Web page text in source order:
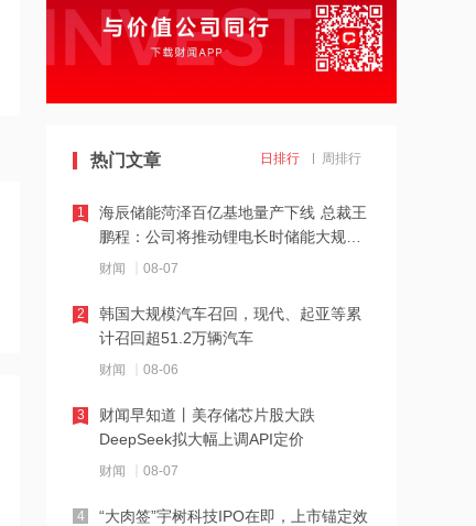
12:27
贝森特称霍尔木兹海峡将逐步失去战略
重要性
机构：本轮底部已现，后市看涨
12:23
2026年8月票房破15亿
12:22
特朗普说很多人称他是最伟大总统之一
12:21
新兴产业新设企业40万户 上半年全国经
营主体发展数据发布
热门文章 日排行 周排行
海辰储能菏泽百亿基地量产下线 总裁王
鹏程：公司将推动锂电长时储能大规模
交付
财闻 08-07
1
韩国大规模汽车召回，现代、起亚等累
计召回超51.2万辆汽车
财闻 08-06
2
财闻早知道丨美存储芯片股大跌
DeepSeek拟大幅上调API定价
财闻 08-07
3
“大肉签”宇树科技IPO在即，上市锚定效
4